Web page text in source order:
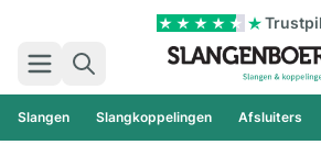
Zoek
Slangen Slangkoppelingen Afsluiters